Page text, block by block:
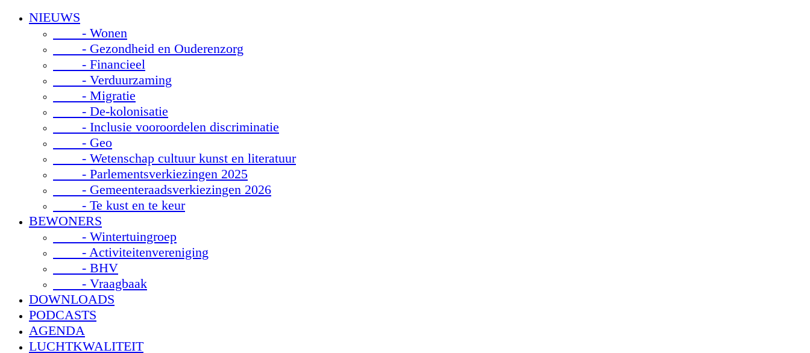
NIEUWS
- Wonen
- Gezondheid en Ouderenzorg
- Financieel
- Verduurzaming
- Migratie
- De-kolonisatie
- Inclusie vooroordelen discriminatie
- Geo
- Wetenschap cultuur kunst en literatuur
- Parlementsverkiezingen 2025
- Gemeenteraadsverkiezingen 2026
- Te kust en te keur
BEWONERS
- Wintertuingroep
- Activiteitenvereniging
- BHV
- Vraagbaak
DOWNLOADS
PODCASTS
AGENDA
LUCHTKWALITEIT